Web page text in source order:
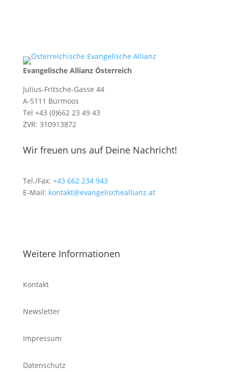
Evangelische Allianz Österreich
Julius-Fritsche-Gasse 44
A-5111 Bürmoos
Tel +43 (0)662 23 49 43
ZVR: 310913872
Wir freuen uns auf Deine Nachricht!
Tel./Fax: +43 662 234 943
E-Mail: kontakt@evangelischeallianz.at
Weitere Informationen
Kontakt
Newsletter
Impressum
Datenschutz